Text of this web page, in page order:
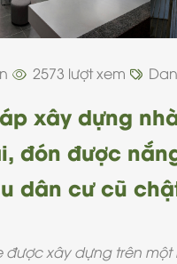
2573 lượt xem
xây dựng
đón được
dân cư cũ
được xây dựng trên